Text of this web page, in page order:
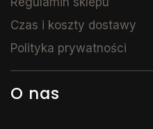
Czas i koszty dostawy
Polityka prywatności
O nas